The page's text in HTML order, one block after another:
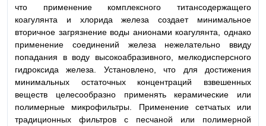
что применение комплексного титансодержащего
коагулянта и хлорида железа создает минимальное
вторичное загрязнение воды анионами коагулянта, однако
применение соединений железа нежелательно ввиду
попадания в воду высокоабразивного, мелкодисперсного
гидроксида железа. Установлено, что для достижения
минимальных остаточных концентраций взвешенных
веществ целесообразно применять керамические или
полимерные микрофильтры. Применение сетчатых или
традиционных фильтров с песчаной или полимерной